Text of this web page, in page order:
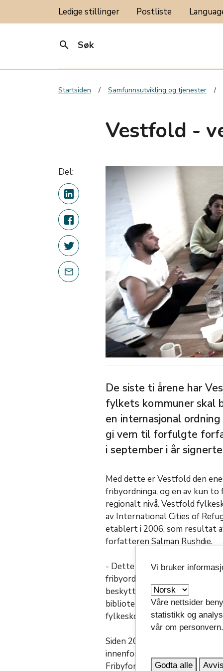
Ledige stillinger Postliste
search Søk
Startsiden Samfunnsutvikling og tjenester
Vestfold -
Del:
De siste ti årene har
fylkets kommuner skal
en internasjonal
gi vern til forfulgte
i september i år
Med dette er Vestfold den
fribyordninga, og en av kun to
regionalt nivå. Vestfold
av International Cities of
etablert i 2006, som resultat
forfatteren Salman Rushdie.
- Dette er en viktig milepæl i
fribyordningen er nå hele
beskytter forfulgte stemmer.
biblioteker og hele det
fylkeskommune, Silje Eggum.
Siden 2018 har
innenfor denne ordninga. De
Fribyforfattere kommer til
Vi bruker
Våre nettsider
statistikk og
vår om personvern.
Godta alle